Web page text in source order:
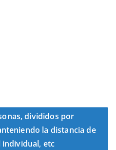
divididos por
la distancia de
etc